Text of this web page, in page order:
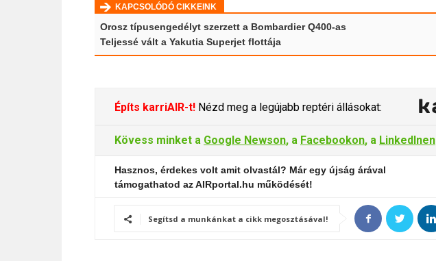
KAPCSOLÓDÓ CIKKEINK
Orosz típusengedélyt szerzett a Bombardier Q400-as
Teljessé vált a Yakutia Superjet flottája
Építs karriAIR-t! Nézd meg a legújabb reptéri állásokat:
Kövess minket a Google Newson, a Facebookon, a LinkedInen
Hasznos, érdekes volt amit olvastál? Már egy újság árával
támogathatod az AIRportal.hu működését!
Segítsd a munkánkat a cikk megosztásával!